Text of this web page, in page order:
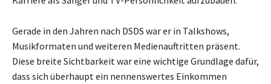
Gerade in den Jahren nach DSDS war er in Talkshows,
Musikformaten und weiteren Medienauftritten präsent.
Diese breite Sichtbarkeit war eine wichtige Grundlage dafür,
dass sich überhaupt ein nennenswertes Einkommen